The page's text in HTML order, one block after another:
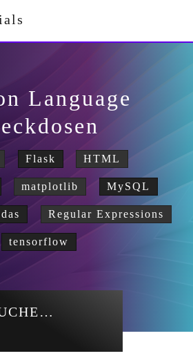
Language
Flask HTML
matplotlib MySQL
Regular Expressions
tensorflow